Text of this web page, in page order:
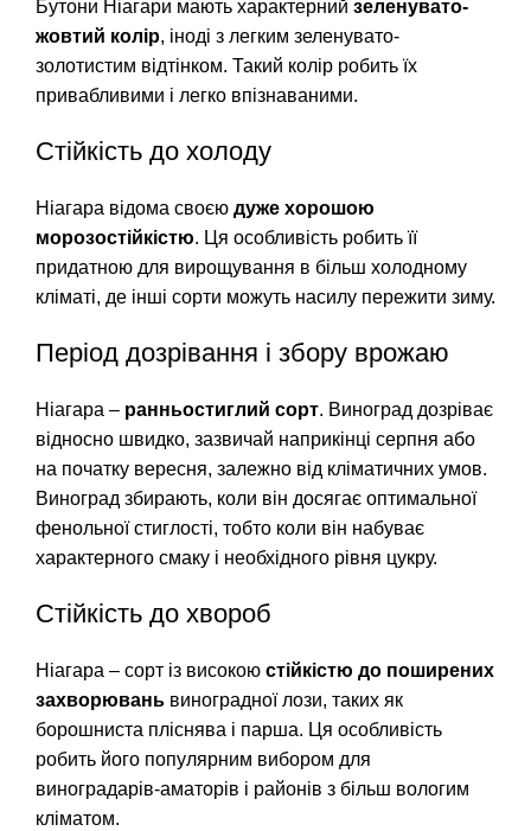
Бутони Ніагари мають характерний зеленувато-
жовтий колір, іноді з легким зеленувато-
золотистим відтінком. Такий колір робить їх
привабливими і легко впізнаваними.
Стійкість до холоду
Ніагара відома своєю дуже хорошою
морозостійкістю. Ця особливість робить її
придатною для вирощування в більш холодному
кліматі, де інші сорти можуть насилу пережити зиму.
Період дозрівання і збору врожаю
Ніагара – ранньостиглий сорт. Виноград дозріває
відносно швидко, зазвичай наприкінці серпня або
на початку вересня, залежно від кліматичних умов.
Виноград збирають, коли він досягає оптимальної
фенольної стиглості, тобто коли він набуває
характерного смаку і необхідного рівня цукру.
Стійкість до хвороб
Ніагара – сорт із високою стійкістю до поширених
захворювань виноградної лози, таких як
борошниста пліснява і парша. Ця особливість
робить його популярним вибором для
виноградарів-аматорів і районів з більш вологим
кліматом.